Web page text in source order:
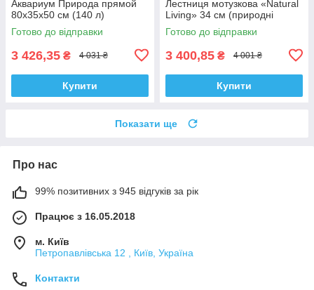
Аквариум Природа прямой
80x35х50 см (140 л)
Готово до відправки
3 426,35 ₴ 4 031 ₴
Купити
Лестниця мотузкова «Natural
Living» 34 см (природні
матеріали)
Готово до відправки
3 400,85 ₴ 4 001 ₴
Купити
Показати ще
Про нас
99% позитивних з 945 відгуків за рік
Працює з 16.05.2018
м. Київ
Петропавлівська 12 , Київ, Україна
Контакти